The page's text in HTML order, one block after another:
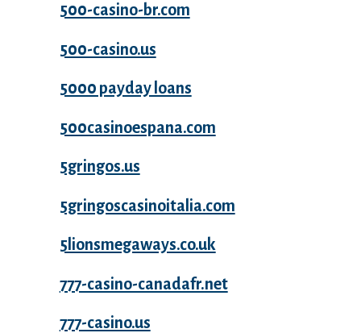
500-casino-br.com
500-casino.us
5000 payday loans
500casinoespana.com
5gringos.us
5gringoscasinoitalia.com
5lionsmegaways.co.uk
777-casino-canadafr.net
777-casino.us